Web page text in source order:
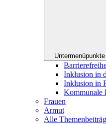
Inklusion in
Inklusion in
Kommunale
Frauen
Armut
Alle